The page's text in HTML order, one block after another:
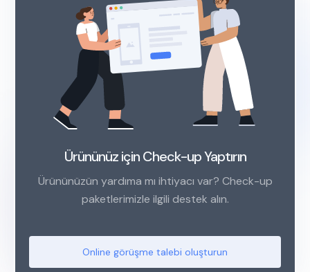
Ürününüz için Check-up Yaptırın
Ürününüzün yardıma mı ihtiyacı var? Check-up
paketlerimizle ilgili destek alın.
Online görüşme talebi oluşturun